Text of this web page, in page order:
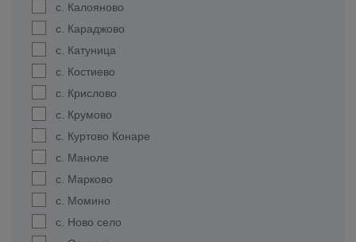
с. Калояново
с. Караджово
с. Катуница
с. Костиево
с. Крислово
с. Крумово
с. Куртово Конаре
с. Маноле
с. Марково
с. Момино
с. Ново село